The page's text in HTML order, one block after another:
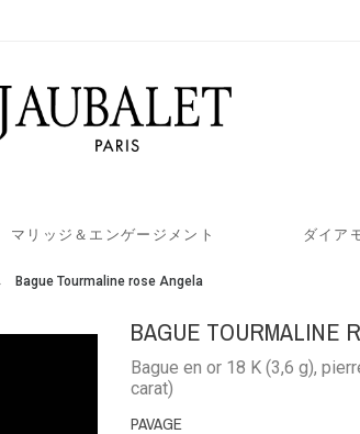
マリッジ＆エンゲージメント ダイア
Bague Tourmaline rose Angela
BAGUE TOURMALINE
Bague en or 18 K (3,6 g),
carat)
PAVAGE